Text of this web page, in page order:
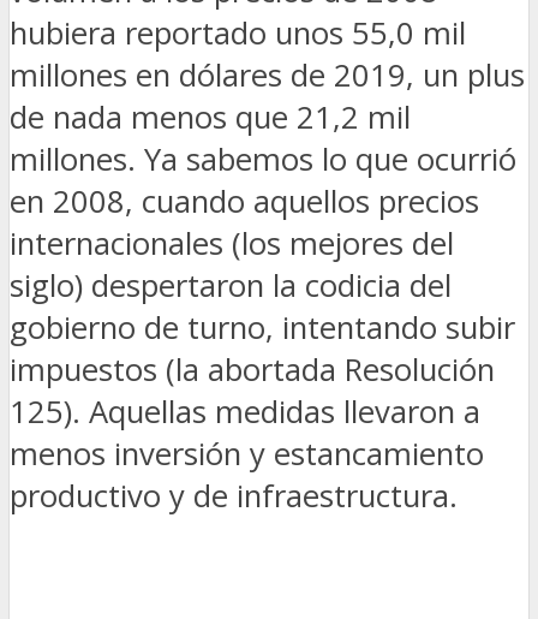
hubiera reportado unos 55,0 mil
millones en dólares de 2019, un plus
de nada menos que 21,2 mil
millones. Ya sabemos lo que ocurrió
en 2008, cuando aquellos precios
internacionales (los mejores del
siglo) despertaron la codicia del
gobierno de turno, intentando subir
impuestos (la abortada Resolución
125). Aquellas medidas llevaron a
menos inversión y estancamiento
productivo y de infraestructura.